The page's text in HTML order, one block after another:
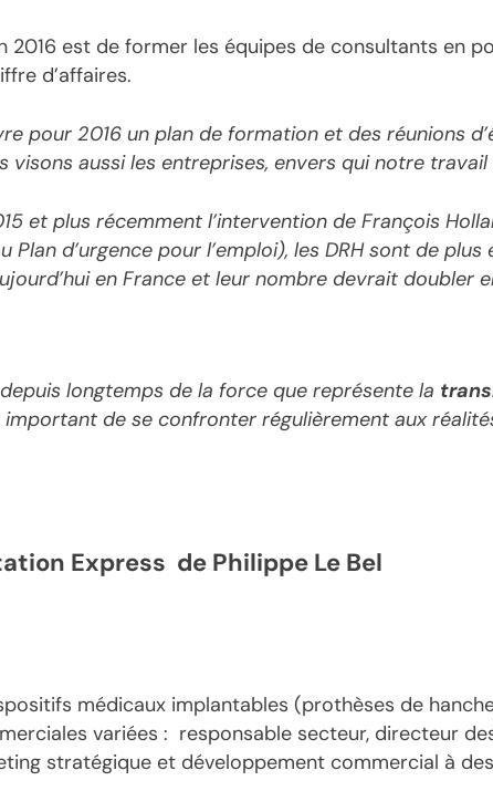
2016 est de former les équipes de consultants en
d’affaires.
pour 2016 un plan de formation et des réunions
visons aussi les entreprises, envers qui notre travail
et plus récemment l’intervention de François
Plan d’urgence pour l’emploi), les DRH sont de
en France et leur nombre devrait doubler
longtemps de la force que représente la
de se confronter régulièrement aux
Express de Philippe Le Bel
médicaux implantables (prothèses de
variées : responsable secteur, directeur
stratégique et développement commercial à